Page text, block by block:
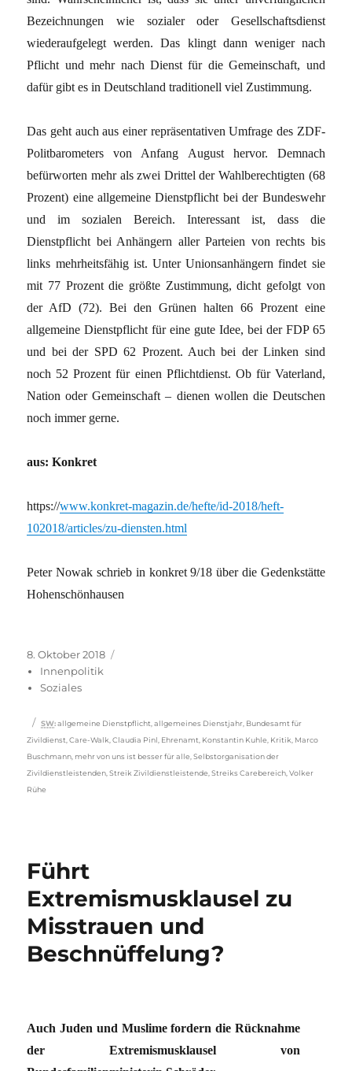
Bezeichnungen wie sozialer oder Gesellschaftsdienst
wiederaufgelegt werden. Das klingt dann weniger nach
Pflicht und mehr nach Dienst für die Gemeinschaft, und
dafür gibt es in Deutschland traditionell viel Zustimmung.
Das geht auch aus einer repräsentativen Umfrage des ZDF-
Politbarometers von Anfang August hervor. Demnach
befürworten mehr als zwei Drittel der Wahlberechtigten (68
Prozent) eine allgemeine Dienstpflicht bei der Bundeswehr
und im sozialen Bereich. Interessant ist, dass die
Dienstpflicht bei Anhängern aller Parteien von rechts bis
links mehrheitsfähig ist. Unter Unionsanhängern findet sie
mit 77 Prozent die größte Zustimmung, dicht gefolgt von
der AfD (72). Bei den Grünen halten 66 Prozent eine
allgemeine Dienstpflicht für eine gute Idee, bei der FDP 65
und bei der SPD 62 Prozent. Auch bei der Linken sind
noch 52 Prozent für einen Pflichtdienst. Ob für Vaterland,
Nation oder Gemeinschaft – dienen wollen die Deutschen
noch immer gerne.
aus: Konkret
https://www.konkret-magazin.de/hefte/id-2018/heft-
102018/articles/zu-diensten.html
Peter Nowak schrieb in konkret 9/18 über die Gedenkstätte
Hohenschönhausen
Veröffentlicht
am
8. Oktober 2018
Innenpolitik
Soziales
Schlagwörter
SW: allgemeine Dienstpflicht ,allgemeines Dienstjahr Bundesamt für
Zivildienst ,Care-Walk ,Claudia Pinl Ehrenamt Konstantin Kuhle Kritik Marco
Buschmann mehr von uns ist besser für alle ,Selbstorganisation der
Zivildienstleistenden ,Streik Zivildienstleistende ,Streiks Carebereich ,Volker
Rühe
Führt
Extremismusklausel zu
Misstrauen und
Beschnüffelung?
Auch Juden und Muslime fordern die Rücknahme
der Extremismusklausel von